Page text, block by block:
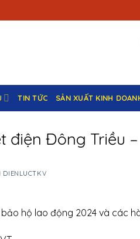
TIN TỨC SẢN XUẤT KINH
điện Đông Triều
DIENLUCTKV
hộ lao động 2024 và các